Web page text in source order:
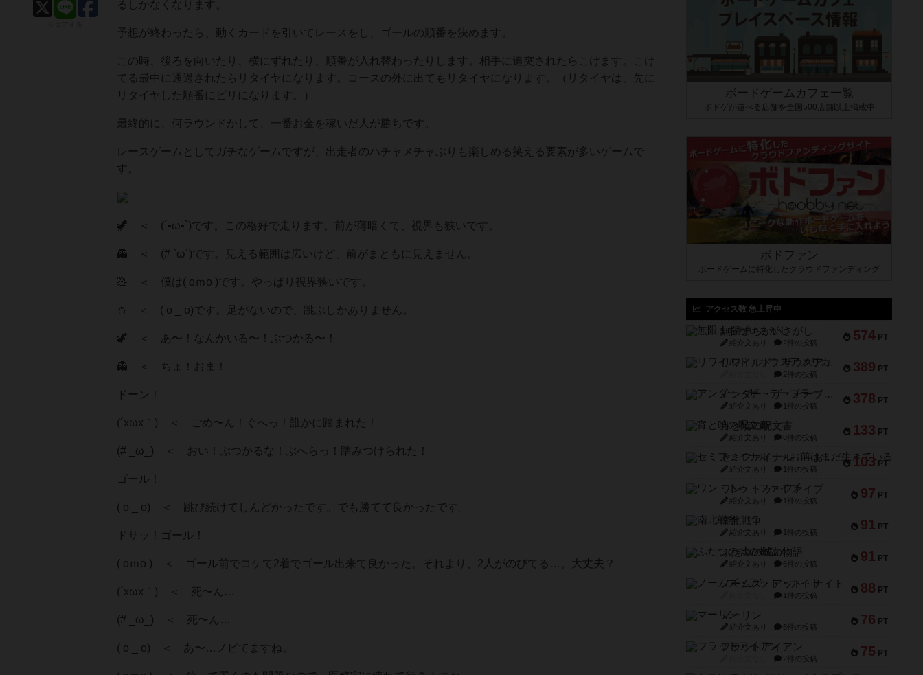
るしかなくなります。
予想が終わったら、動くカードを引いてレースをし、ゴールの順番を決めます。
この時、後ろを向いたり、横にずれたり、順番が入れ替わったりします。相手に追突されたらこけます。こけ
てる最中に通過されたらリタイヤになります。コースの外に出てもリタイヤになります。（リタイヤは、先に
リタイヤした順番にビリになります。）
最終的に、何ラウンドかして、一番お金を稼いだ人が勝ちです。
レースゲームとしてガチなゲームですが、出走者のハチャメチャぶりも楽しめる笑える要素が多いゲームで
す。
🦖 ＜ (´•⁠ω•⁠`)です。この格好で走ります。前が薄暗くて、視界も狭いです。
👻 ＜ (# `ω´)です。見える範囲は広いけど、前がまともに見えません。
🧸 ＜ 僕は( oｍo )です。やっぱり視界狭いです。
⛄ ＜ ( o _ o)です。足がないので、跳ぶしかありません。
🦖 ＜ あ〜！なんかいる〜！ぶつかる〜！
👻 ＜ ちょ！おま！
ドーン！
(´xωx｀) ＜ ごめ〜ん！ぐへっ！誰かに踏まれた！
(# _ω_) ＜ おい！ぶつかるな！ぶへらっ！踏みつけられた！
ゴール！
( o _ o) ＜ 跳び続けてしんどかったです。でも勝てて良かったです。
ドサッ！ゴール！
( oｍo ) ＜ ゴール前でコケて2着でゴール出来て良かった。それより、2人がのびてる…。大丈夫？
(´xωx｀) ＜ 死〜ん…
(# _ω_) ＜ 死〜ん…
( o _ o) ＜ あ〜…ノビてますね。
ボードゲームカフェ一覧
ボドゲが遊べる店舗を全国500店舗以上掲載中
ボドファン
ボードゲームに特化したクラウドファンディング
アクセス数 急上昇中
574 PT
無限まちがいさがし
紹介文あり 2件の投稿
389 PT
リワイルド：サウスアメリカ
2件の投稿
378 PT
アンダー・ザ・テーブラー
紹介文あり 1件の投稿
133 PT
宵と暁の呪文書
紹介文あり 8件の投稿
103 PT
セミファイナル ～お前はまだ生きている～
紹介文あり 1件の投稿
97 PT
ワン・トゥ・ファイブ
紹介文あり 1件の投稿
91 PT
南北戦争
紹介文あり 1件の投稿
91 PT
ふたつの城の物語
紹介文あり 6件の投稿
88 PT
ノームズ・アット・ナイト
1件の投稿
76 PT
マーリン
紹介文あり 6件の投稿
75 PT
フラットアイアン
2件の投稿